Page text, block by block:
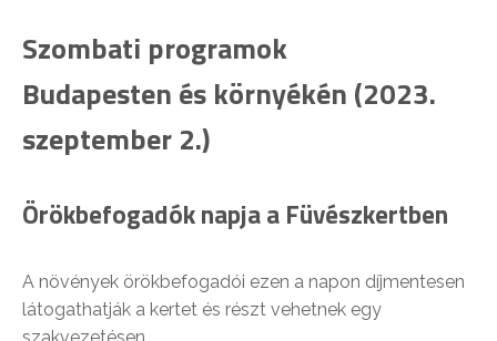
Szombati programok
Budapesten és környékén (2023.
szeptember 2.)
Örökbefogadók napja a Füvészkertben
A növények örökbefogadói ezen a napon díjmentesen
látogathatják a kertet és részt vehetnek egy